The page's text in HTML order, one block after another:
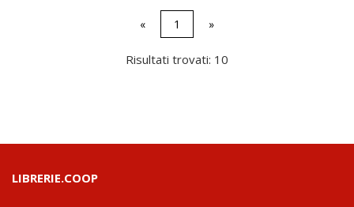
« 1 »
Risultati trovati: 10
LIBRERIE.COOP